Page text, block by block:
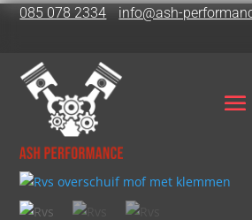
085 078 2334 info@ash-